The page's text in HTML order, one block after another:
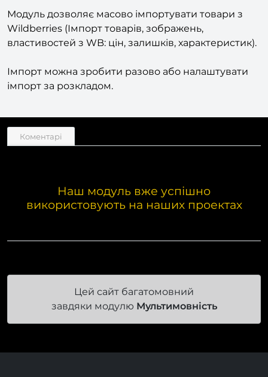
Модуль дозволяє масово імпортувати товари з
Wildberries (Імпорт товарів, зображень,
властивостей з WB: цін, залишків, характеристик).
Імпорт можна зробити разово або налаштувати
імпорт за розкладом.
Коментарі
Наш модуль вже успішно
використовують на наших проектах
Цей сайт багатомовний
завдяки модулю Мультимовність